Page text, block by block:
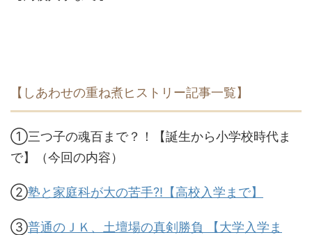
【しあわせの重ね煮ヒストリー記事一覧】
①三つ子の魂百まで？！【誕生から小学校時代ま
で】（今回の内容）
②塾と家庭科が大の苦手?!【高校入学まで】
③普通のＪＫ、土壇場の真剣勝負 【大学入学ま